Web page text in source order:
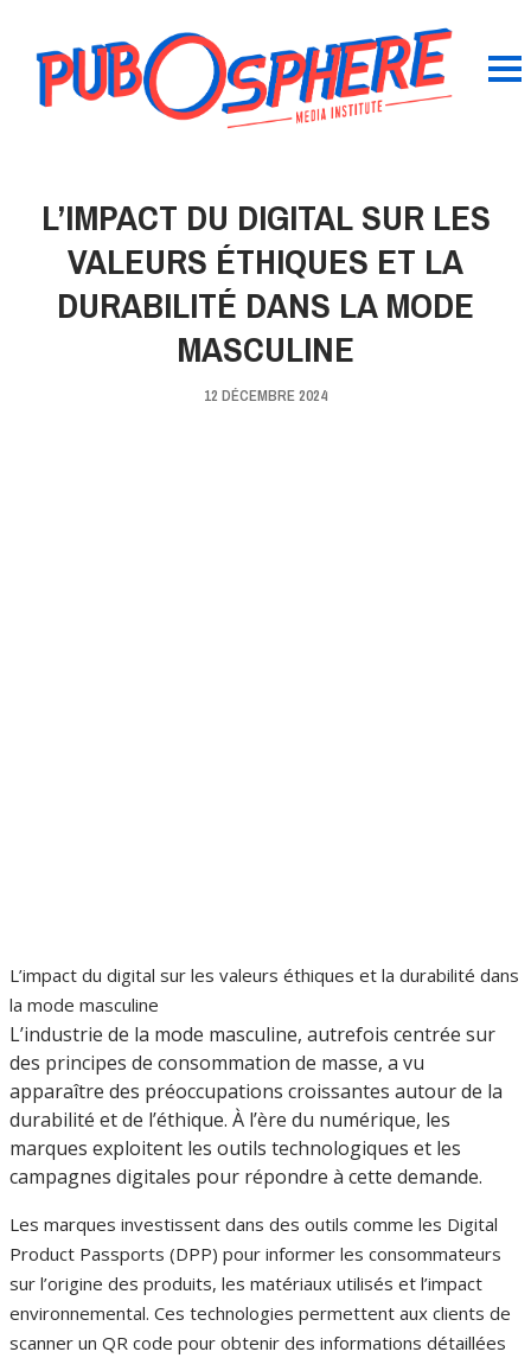
L’IMPACT DU DIGITAL SUR LES
VALEURS ÉTHIQUES ET LA
DURABILITÉ DANS LA MODE
MASCULINE
12 DÉCEMBRE 2024
L’impact du digital sur les valeurs éthiques et la durabilité dans
la mode masculine
L’industrie de la mode masculine, autrefois centrée sur
des principes de consommation de masse, a vu
apparaître des préoccupations croissantes autour de la
durabilité et de l’éthique. À l’ère du numérique, les
marques exploitent les outils technologiques et les
campagnes digitales pour répondre à cette demande.
Les marques investissent dans des outils comme les Digital
Product Passports (DPP) pour informer les consommateurs
sur l’origine des produits, les matériaux utilisés et l’impact
environnemental. Ces technologies permettent aux clients de
scanner un QR code pour obtenir des informations détaillées